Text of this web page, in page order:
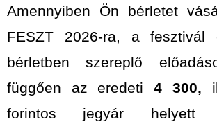
Amennyiben Ön bérletet
FESZT 2026-ra, a fesztivál
bérletben szereplő
függően az eredeti4 300,
forintos jegyár helyett